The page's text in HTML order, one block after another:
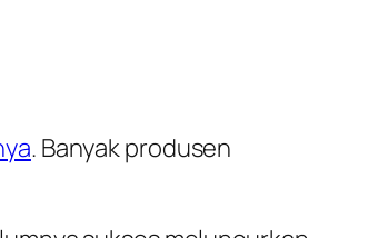
. Banyak produsen